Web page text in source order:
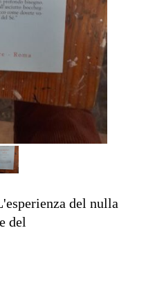
del nulla
del